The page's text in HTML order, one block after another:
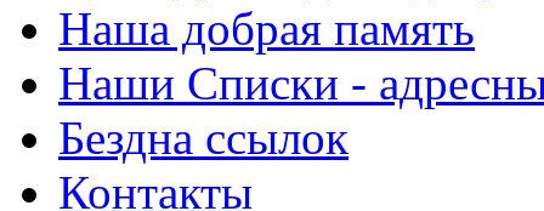
Наша добрая память
Наши Списки -
Бездна ссылок
Контакты